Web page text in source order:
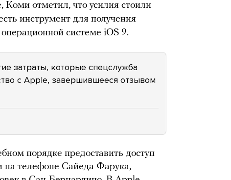
отметил, что усилия стоили
инструмент для получения
системе iOS 9.
затраты, которые спецслужба
с Apple, завершившееся отзывом
порядке предоставить доступ
телефоне Сайеда Фарука,